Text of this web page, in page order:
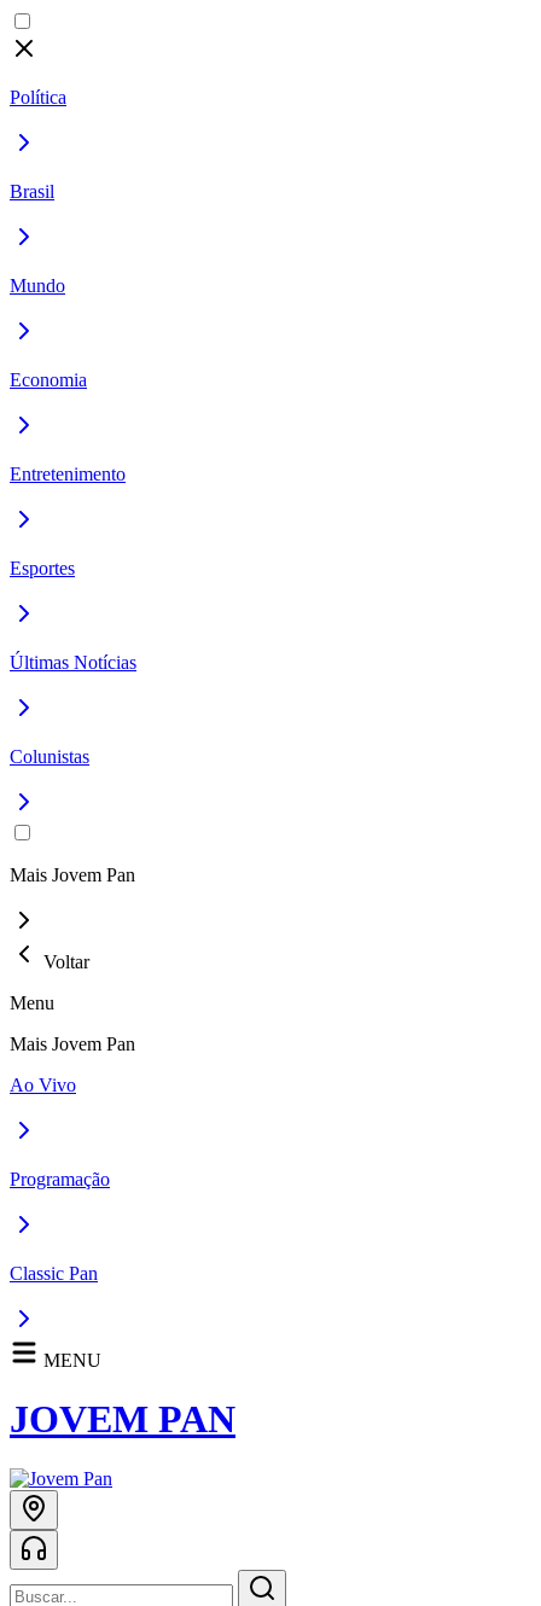
Política
Brasil
Mundo
Economia
Entretenimento
Esportes
Últimas Notícias
Colunistas
Mais Jovem Pan
Voltar
Menu
Mais Jovem Pan
Ao Vivo
Programação
Classic Pan
MENU
JOVEM PAN